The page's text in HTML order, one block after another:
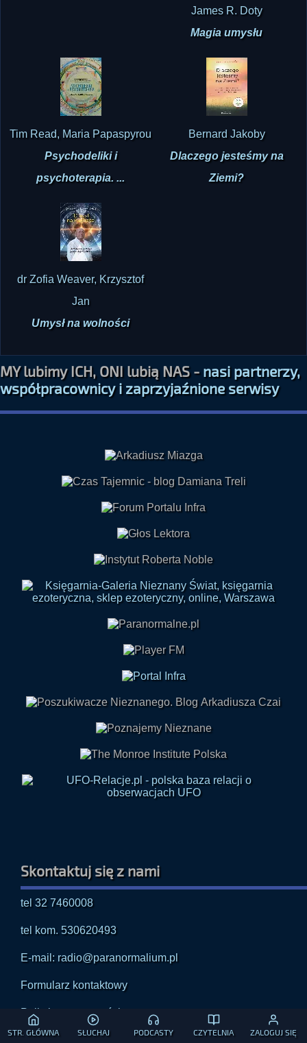
STR. GŁÓWNA SŁUCHAJ PODCASTY CZYTELNIA ZALOGUJ SIĘ
James R. Doty
Magia umysłu
Tim Read, Maria Papaspyrou
Psychodeliki i
psychoterapia. ...
Bernard Jakoby
Dlaczego jesteśmy na
Ziemi?
dr Zofia Weaver, Krzysztof
Jan
Umysł na wolności
MY lubimy ICH, ONI lubią NAS -nasi partnerzy,
współpracownicy i zaprzyjaźnione serwisy
Skontaktuj się z nami
tel 32 7460008
tel kom. 530620493
E-mail: radio@paranormalium.pl
Formularz kontaktowy
Polityka prywatności